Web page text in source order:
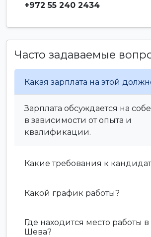
+972 55 240 2434
Часто задаваемые
Какая зарплата на этой
Зарплата обсуждается на
в зависимости от опыта и
квалификации.
Какие требования к
Какой график работы?
Где находится место работы
Шева?